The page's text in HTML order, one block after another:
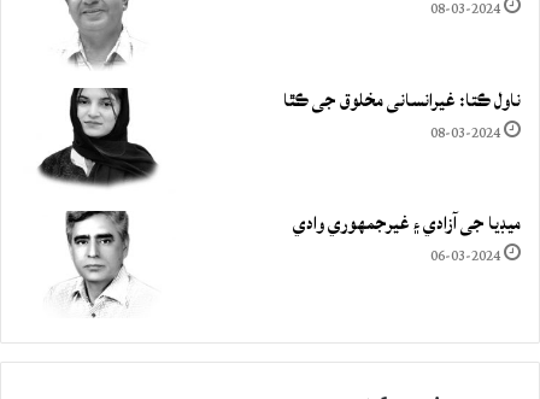
08-03-2024
ناول ڪتا: غيرانساني مخلوق جي ڪٿا
08-03-2024
ميڊيا جي آزادي ۽ غيرجمھوري وادي
06-03-2024